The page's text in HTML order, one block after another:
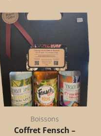
Boissons
Coffret Fensch –